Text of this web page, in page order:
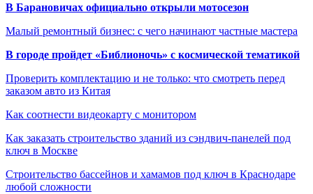
В Барановичах официально открыли мотосезон
Малый ремонтный бизнес: с чего начинают частные мастера
В городе пройдет «Библионочь» с космической тематикой
Проверить комплектацию и не только: что смотреть перед
заказом авто из Китая
Как соотнести видеокарту с монитором
Как заказать строительство зданий из сэндвич-панелей под
ключ в Москве
Строительство бассейнов и хамамов под ключ в Краснодаре
любой сложности